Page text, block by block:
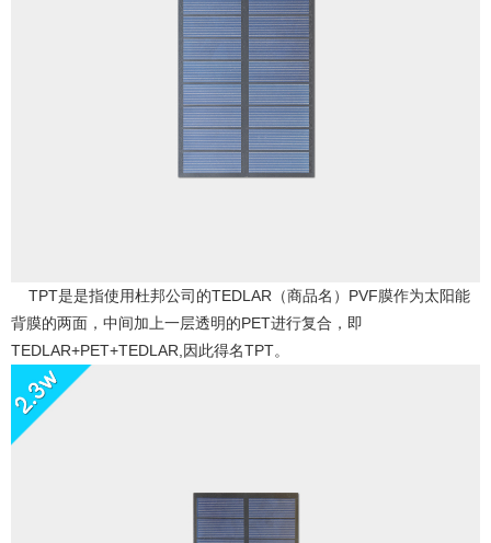
背膜的两面，中间加上一层透明的PET进行复合，即
TEDLAR+PET+TEDLAR,因此得名TPT。